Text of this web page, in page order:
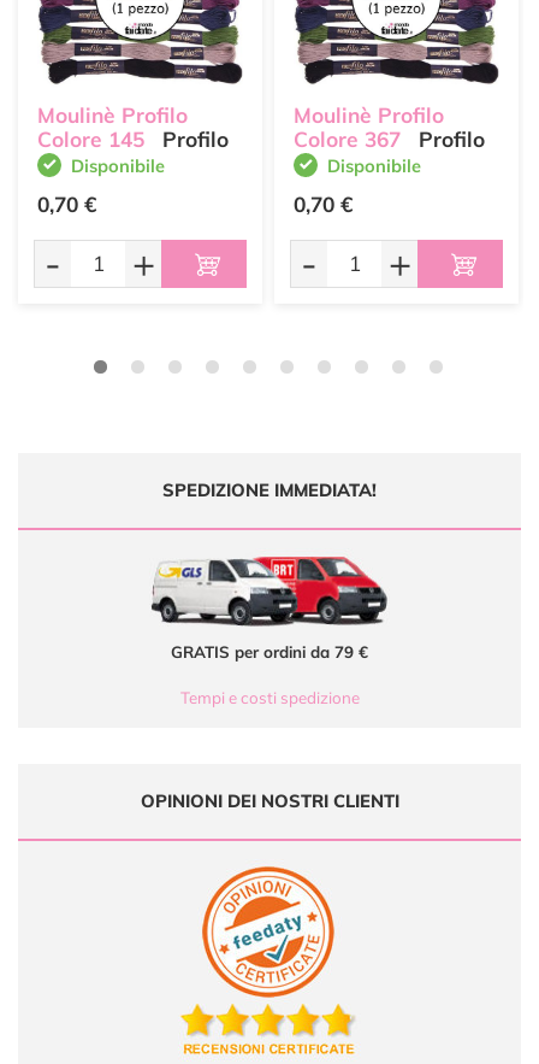
Moulinè Profilo
Colore 145
Profilo
Disponibile
0,70 €
- +
Moulinè Profilo
Colore 367
Profilo
Disponibile
0,70 €
- +
SPEDIZIONE IMMEDIATA!
GRATIS per ordini da 79 €
Tempi e costi spedizione
OPINIONI DEI NOSTRI CLIENTI